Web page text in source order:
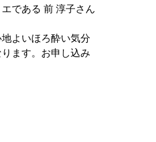
である 前 淳子さん
よいほろ酔い気分
ます。お申し込み